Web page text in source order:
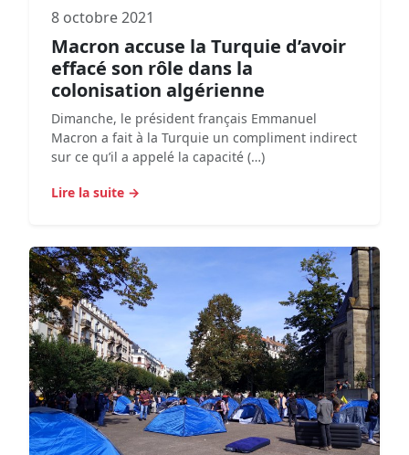
8 octobre 2021
Macron accuse la Turquie d’avoir
effacé son rôle dans la
colonisation algérienne
Dimanche, le président français Emmanuel
Macron a fait à la Turquie un compliment indirect
sur ce qu’il a appelé la capacité (…)
Lire la suite →